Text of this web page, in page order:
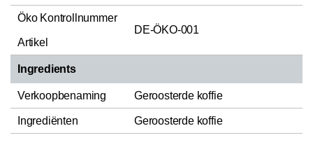
Öko Kontrollnummer
Artikel
DE-ÖKO-001
Ingredients
Verkoopbenaming Geroosterde koffie
Ingrediënten Geroosterde koffie